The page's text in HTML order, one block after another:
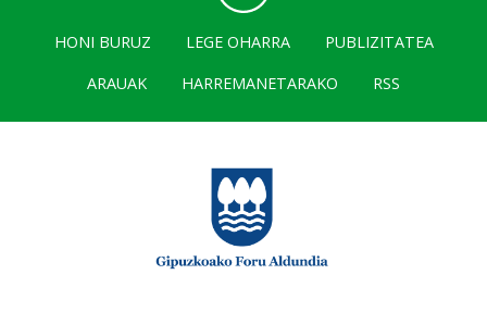
HONI BURUZ LEGE OHARRA
PUBLIZITATEA
ARAUAK
HARREMANETARAKO RSS